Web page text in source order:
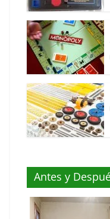
Antes y